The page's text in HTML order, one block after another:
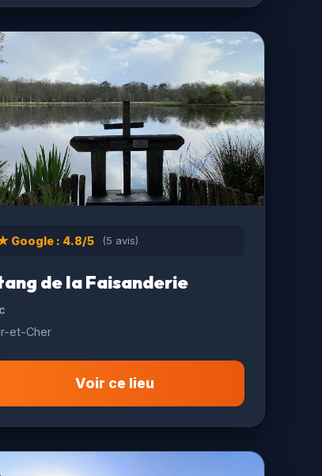
Google : 4.8/5 (5 avis)
de la Faisanderie
et-Cher
Voir ce lieu